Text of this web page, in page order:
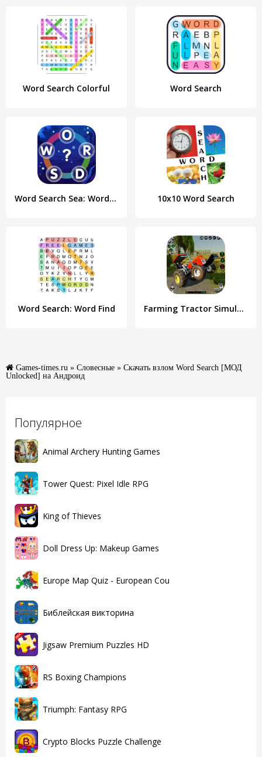
Популярное
Animal Archery Hunting Games
Tower Quest: Pixel Idle RPG
King of Thieves
Doll Dress Up: Makeup Games
Europe Map Quiz - European Cou
Библейская викторина
Jigsaw Premium Puzzles HD
RS Boxing Champions
Triumph: Fantasy RPG
Crypto Blocks Puzzle Challenge
Word Search Colorful Word Search
Word Search Sea: Word Puzzle 10x10 Word Search
Word Search: Word Find Farming Tractor Simulator Game
Games-times.ru » Словесные » Скачать взлом Word Search [МОД
Unlocked] на Андроид